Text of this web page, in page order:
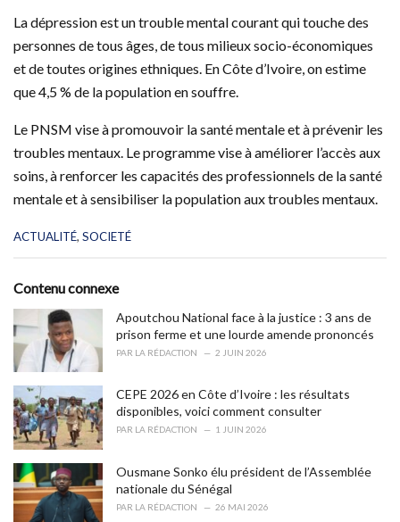
La dépression est un trouble mental courant qui touche des
personnes de tous âges, de tous milieux socio-économiques
et de toutes origines ethniques. En Côte d’Ivoire, on estime
que 4,5 % de la population en souffre.
Le PNSM vise à promouvoir la santé mentale et à prévenir les
troubles mentaux. Le programme vise à améliorer l’accès aux
soins, à renforcer les capacités des professionnels de la santé
mentale et à sensibiliser la population aux troubles mentaux.
C
e
r
e
:
ACTUALITÉ, SOCIETÉ
Contenu connexe
Apoutchou National face à la justice : 3 ans de
prison ferme et une lourde amende prononcés
PAR LA RÉDACTION 2 JUIN 2026
CEPE 2026 en Côte d’Ivoire : les résultats
disponibles, voici comment consulter
PAR LA RÉDACTION 1 JUIN 2026
Ousmane Sonko élu président de l’Assemblée
nationale du Sénégal
PAR LA RÉDACTION 26 MAI 2026